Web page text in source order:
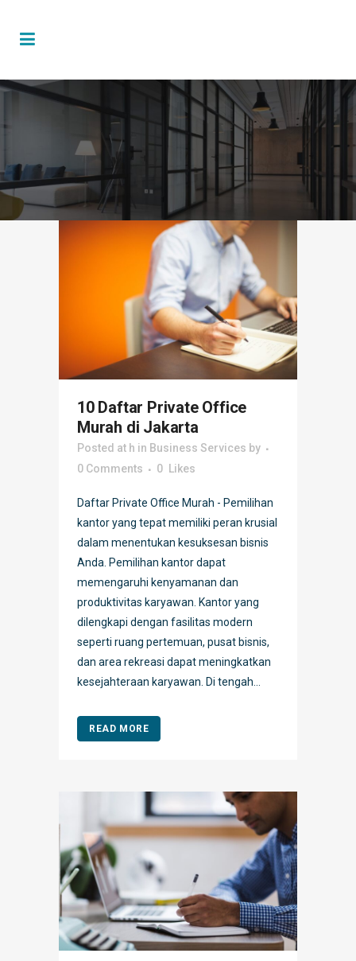
10 Daftar Private Office
Murah di Jakarta
Posted at h in Business Services by
0 Comments
0 Likes
Daftar Private Office Murah - Pemilihan
kantor yang tepat memiliki peran krusial
dalam menentukan kesuksesan bisnis
Anda. Pemilihan kantor dapat
memengaruhi kenyamanan dan
produktivitas karyawan. Kantor yang
dilengkapi dengan fasilitas modern
seperti ruang pertemuan, pusat bisnis,
dan area rekreasi dapat meningkatkan
kesejahteraan karyawan. Di tengah...
READ MORE